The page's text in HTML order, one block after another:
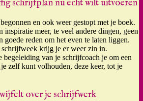
schrijfplan nu echt wilt uitvoeren
en ook weer gestopt met je boek.
inspiratie meer, te veel andere dingen, geen
goede reden om het even te laten liggen.
schrijfweek krijg je er weer zin in.
begeleiding van je schrijfcoach je om een
zelf kunt volhouden, deze keer, tot je
over je schrijfwerk